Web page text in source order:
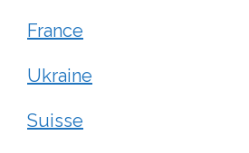
France
Ukraine
Suisse